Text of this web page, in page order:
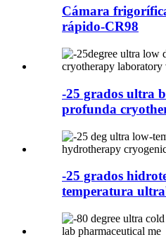
Cámara
rápido-CR98
-25 grados ultra
profunda
-25 grados
temperatura